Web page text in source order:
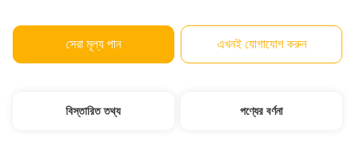
সেরা মূল্য পান এখনই যোগাযোগ করুন
বিস্তারিত তথ্য পণ্যের বর্ণনা